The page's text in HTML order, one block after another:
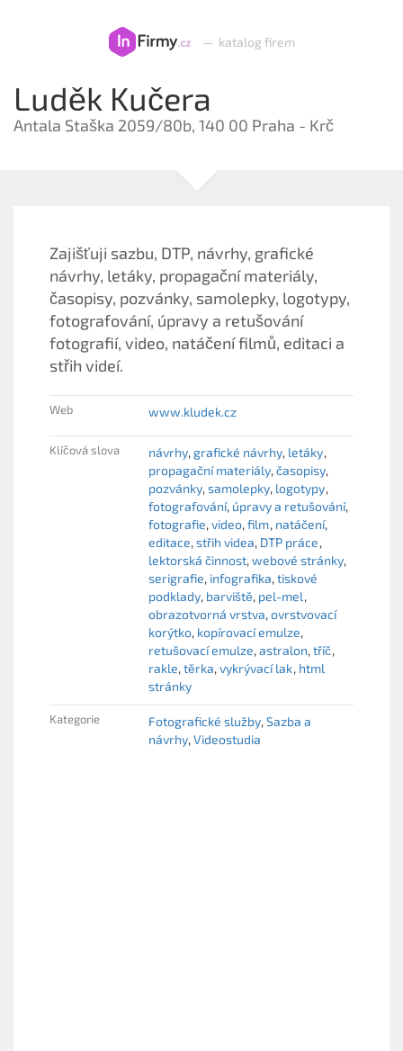
— katalog firem
Luděk Kučera
Antala Staška 2059/80b, 140 00 Praha - Krč
Zajišťuji sazbu, DTP, návrhy, grafické
návrhy, letáky, propagační materiály,
časopisy, pozvánky, samolepky, logotypy,
fotografování, úpravy a retušování
fotografií, video, natáčení filmů, editaci a
střih videí.
Web www.kludek.cz
Klíčová slova návrhy grafické návrhy letáky
propagační materiály časopisy
pozvánky samolepky logotypy
fotografování úpravy a retušování
fotografie video film natáčení
editace střih videa DTP práce
lektorská činnost webové stránky
serigrafie infografika tiskové
podklady barviště pel-mel
obrazotvorná vrstva ovrstvovací
korýtko kopírovací emulze
retušovací emulze astralon tříč
rakle těrka vykrývací lak html
stránky
Kategorie Fotografické služby Sazba a
návrhy Videostudia